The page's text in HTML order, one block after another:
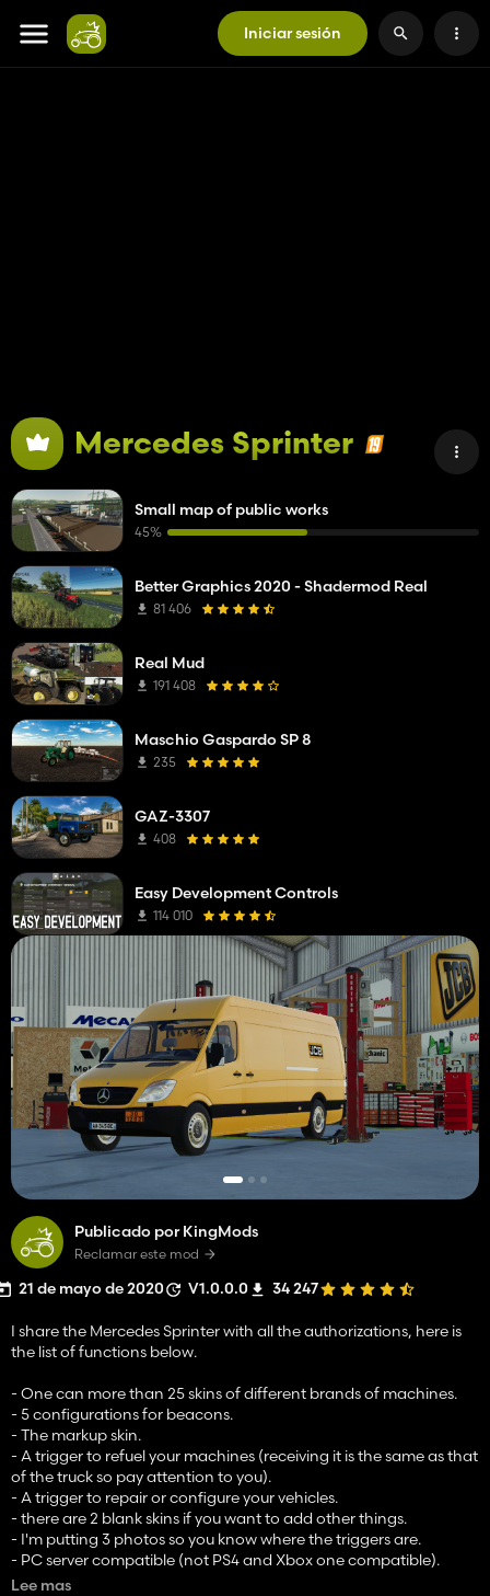
Iniciar sesión
Mercedes Sprinter
Publicado por KingMods
Reclamar este mod
21 de mayo de 2020 V1.0.0.0 34 247
I share the Mercedes Sprinter with all the authorizations, here is
the list of functions below.
- One can more than 25 skins of different brands of machines.
- 5 configurations for beacons.
- The markup skin.
- A trigger to refuel your machines (receiving it is the same as that
of the truck so pay attention to you).
- A trigger to repair or configure your vehicles.
- there are 2 blank skins if you want to add other things.
- I'm putting 3 photos so you know where the triggers are.
- PC server compatible (not PS4 and Xbox one compatible).
Lee mas
Small map of public works
45%
Better Graphics 2020 - Shadermod Real
81 406
Real Mud
191 408
Maschio Gaspardo SP 8
235
GAZ-3307
408
Easy Development Controls
114 010